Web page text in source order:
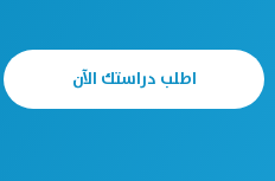
اطلب دراستك الآن